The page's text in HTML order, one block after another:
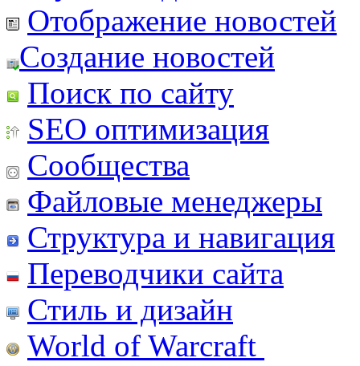
Отображение новостей
Создание новостей
Поиск по сайту
SEO оптимизация
Сообщества
Файловые менеджеры
Структура и навигация
Переводчики сайта
Стиль и дизайн
World of Warcraft